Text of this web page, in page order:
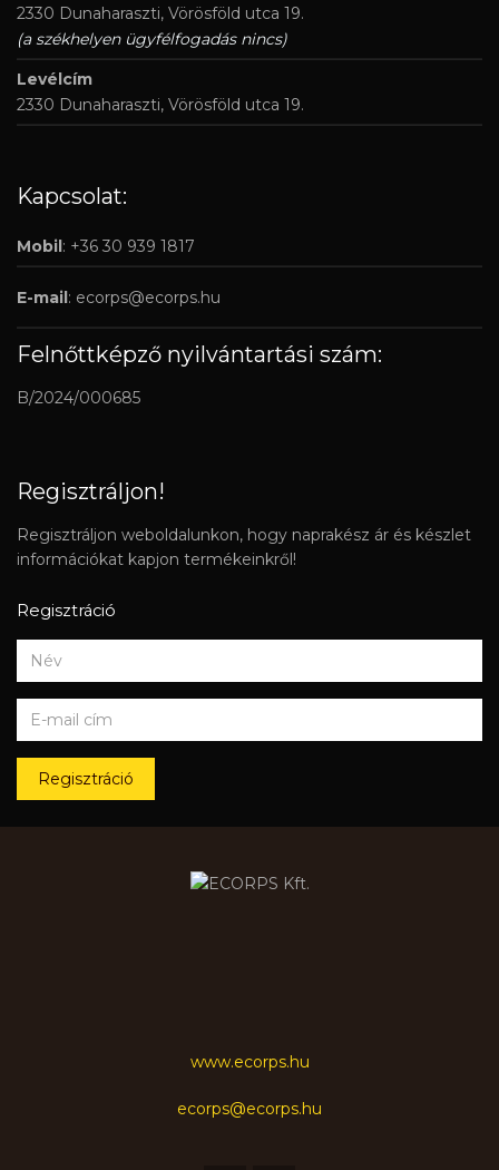
2330 Dunaharaszti, Vörösföld utca 19.
(a székhelyen ügyfélfogadás nincs)
Levélcím
2330 Dunaharaszti, Vörösföld utca 19.
Kapcsolat:
Mobil: +36 30 939 1817
E-mail: ecorps@ecorps.hu
Felnőttképző nyilvántartási szám:
B/2024/000685
Regisztráljon!
Regisztráljon weboldalunkon, hogy naprakész ár és készlet
információkat kapjon termékeinkről!
Regisztráció
Regisztráció
www.ecorps.hu
ecorps@ecorps.hu